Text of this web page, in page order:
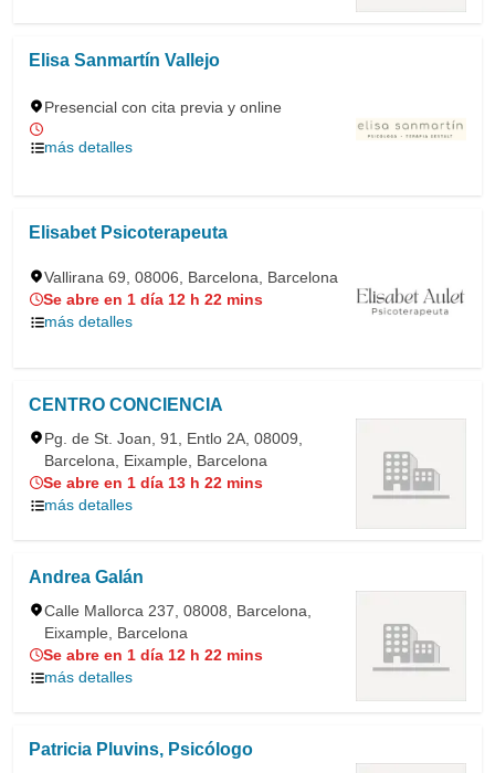
Elisa Sanmartín Vallejo
Presencial con cita previa y online
más detalles
Elisabet Psicoterapeuta
Vallirana 69, 08006, Barcelona, Barcelona
Se abre en 1 día 12 h 22 mins
más detalles
CENTRO CONCIENCIA
Pg. de St. Joan, 91, Entlo 2A, 08009,
Barcelona, Eixample, Barcelona
Se abre en 1 día 13 h 22 mins
más detalles
Andrea Galán
Calle Mallorca 237, 08008, Barcelona,
Eixample, Barcelona
Se abre en 1 día 12 h 22 mins
más detalles
Patricia Pluvins, Psicólogo